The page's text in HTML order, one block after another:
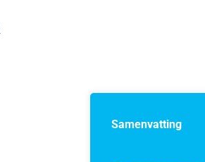
Samenvatting